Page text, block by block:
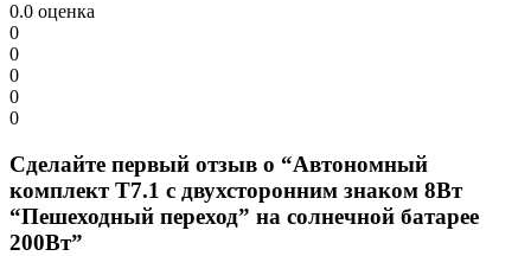
0.0 оценка
0
0
0
0
0
Сделайте первый отзыв о “Автономный
комплект Т7.1 с двухсторонним знаком 8Вт
“Пешеходный переход” на солнечной батарее
200Вт”